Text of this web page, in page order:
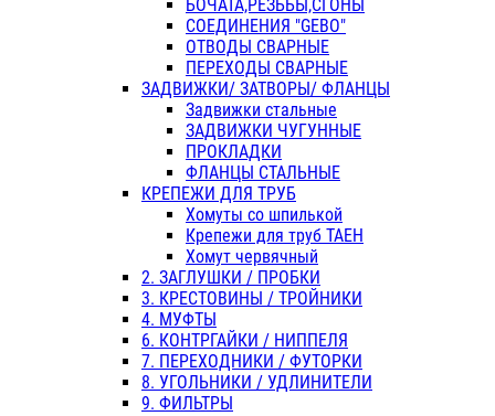
БОЧАТА,РЕЗЬБЫ,СГОНЫ
СОЕДИНЕНИЯ "GEBO"
ОТВОДЫ СВАРНЫЕ
ПЕРЕХОДЫ СВАРНЫЕ
ЗАДВИЖКИ/ ЗАТВОРЫ/ ФЛАНЦЫ
Задвижки стальные
ЗАДВИЖКИ ЧУГУННЫЕ
ПРОКЛАДКИ
ФЛАНЦЫ СТАЛЬНЫЕ
КРЕПЕЖИ ДЛЯ ТРУБ
Хомуты со шпилькой
Крепежи для труб ТАЕН
Хомут червячный
2. ЗАГЛУШКИ / ПРОБКИ
3. КРЕСТОВИНЫ / ТРОЙНИКИ
4. МУФТЫ
6. КОНТРГАЙКИ / НИППЕЛЯ
7. ПЕРЕХОДНИКИ / ФУТОРКИ
8. УГОЛЬНИКИ / УДЛИНИТЕЛИ
9. ФИЛЬТРЫ